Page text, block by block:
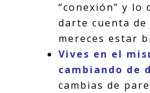
“conexión” y lo
darte cuenta de
mereces estar
Vives en el
cambiando de
cambias de